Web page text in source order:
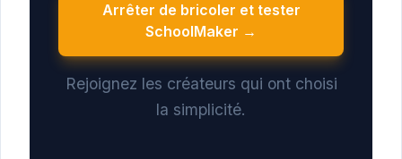
Arrêter de bricoler et tester
SchoolMaker →
Rejoignez les créateurs qui ont choisi
la simplicité.